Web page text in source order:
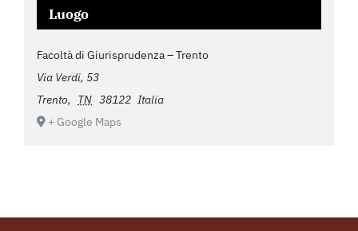
Luogo
Facoltà di Giurisprudenza – Trento
Via Verdi, 53
Trento, TN 38122 Italia
+ Google Maps